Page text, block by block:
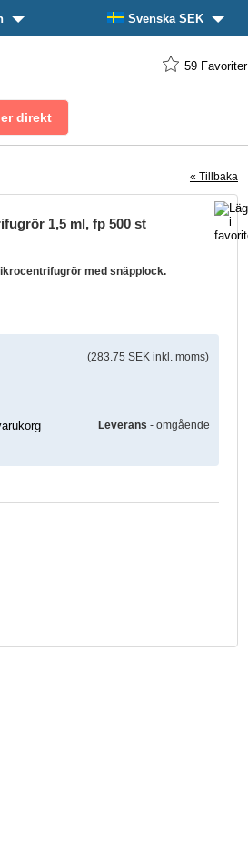
Svenska SEK
59 Favoriter
« Tillbaka
1,5 ml, fp 500 st
med snäpplock.
(283.75 SEK inkl. moms)
Leverans - omgående